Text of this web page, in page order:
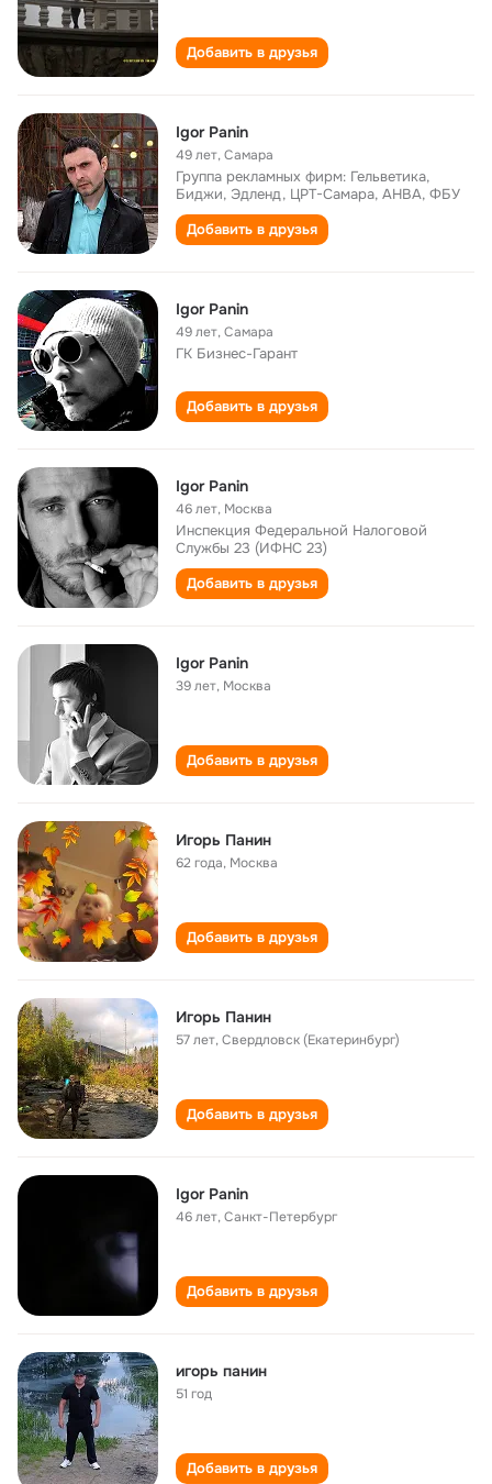
Добавить в друзья
Igor Panin
49 лет,Самара
Группа рекламных фирм: Гельветика,
Биджи, Эдленд, ЦРТ-Самара, АНВА, ФБУ
Добавить в друзья
Igor Panin
49 лет,Самара
ГК Бизнес-Гарант
Добавить в друзья
Igor Panin
46 лет, Москва
Инспекция Федеральной Налоговой
Службы 23 (ИФНС 23)
Добавить в друзья
Igor Panin
39 лет, Москва
Добавить в друзья
Игорь Панин
62 года, Москва
Добавить в друзья
Игорь Панин
57 лет,Свердловск (Екатеринбург)
Добавить в друзья
Igor Panin
46 лет,Санкт-Петербург
Добавить в друзья
игорь панин
51 год
Добавить в друзья